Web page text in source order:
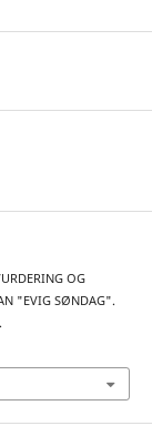
OG
"EVIG SØNDAG".